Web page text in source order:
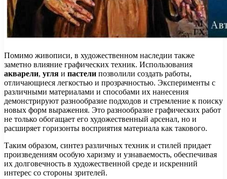
Помимо живописи, в художественном наследии также
заметно влияние графических техник. Использования
акварели, угля и пастели позволили создать работы,
отличающиеся легкостью и прозрачностью. Эксперименты с
различными материалами и способами их нанесения
демонстрируют разнообразие подходов и стремление к поиску
новых форм выражения. Это разнообразие графических работ
не только обогащает его художественный арсенал, но и
расширяет горизонты восприятия материала как такового.
Таким образом, синтез различных техник и стилей придает
произведениям особую харизму и узнаваемость, обеспечивая
их долговечность в художественной среде и искренний
интерес со стороны зрителей.